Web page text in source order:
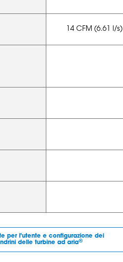
14 CFM (6.61 l/s)
per l'utente e configurazione dei
delle turbine ad aria®